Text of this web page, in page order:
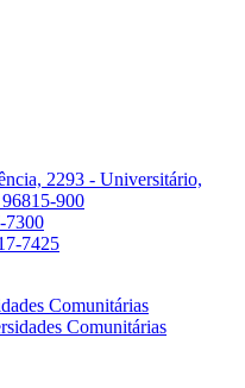
2293 - Universitário,
900
7300
7425